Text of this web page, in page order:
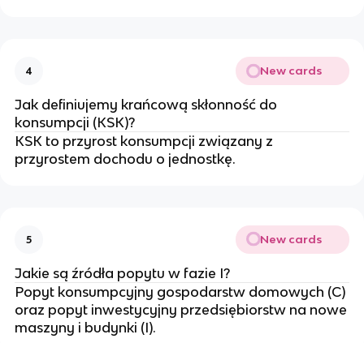
4 New cards
Jak definiujemy krańcową skłonność do
konsumpcji (KSK)?
KSK to przyrost konsumpcji związany z
przyrostem dochodu o jednostkę.
5 New cards
Jakie są źródła popytu w fazie I?
Popyt konsumpcyjny gospodarstw domowych (C)
oraz popyt inwestycyjny przedsiębiorstw na nowe
maszyny i budynki (I).